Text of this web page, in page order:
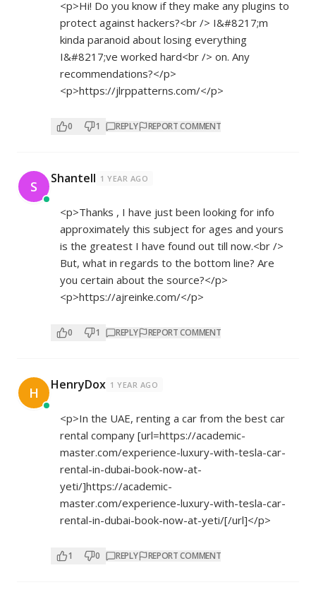
<p>Hi! Do you know if they make any plugins to
protect against hackers?<br /> I&#8217;m
kinda paranoid about losing everything
I&#8217;ve worked hard<br /> on. Any
recommendations?</p>
<p>https://jlrppatterns.com/</p>
0 1 REPLY REPORT COMMENT
S Shantell 1 YEAR AGO
<p>Thanks , I have just been looking for info
approximately this subject for ages and yours
is the greatest I have found out till now.<br />
But, what in regards to the bottom line? Are
you certain about the source?</p>
<p>https://ajreinke.com/</p>
0 1 REPLY REPORT COMMENT
H HenryDox 1 YEAR AGO
<p>In the UAE, renting a car from the best car
rental company [url=https://academic-
master.com/experience-luxury-with-tesla-car-
rental-in-dubai-book-now-at-
yeti/]https://academic-
master.com/experience-luxury-with-tesla-car-
rental-in-dubai-book-now-at-yeti/[/url]</p>
1 0 REPLY REPORT COMMENT